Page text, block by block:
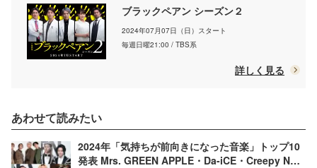
ブラックペアン シーズン２
2024年07月07日（日）スタート
毎週日曜21:00 / TBS系
詳しく見る
あわせて読みたい
2024年「気持ちが前向きになった音楽」トップ10
発表 Mrs. GREEN APPLE・Da-iCE・Creepy Nuts